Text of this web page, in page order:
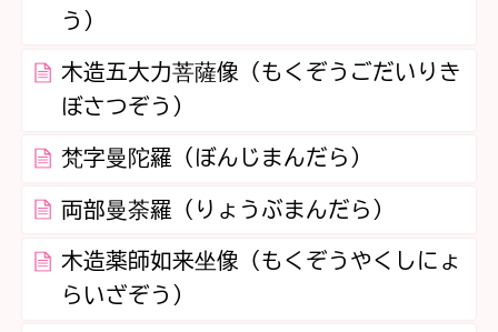
う）
木造五大力菩薩像（もくぞうごだいりき
ぼさつぞう）
梵字曼陀羅（ぼんじまんだら）
両部曼荼羅（りょうぶまんだら）
木造薬師如来坐像（もくぞうやくしにょ
らいざぞう）